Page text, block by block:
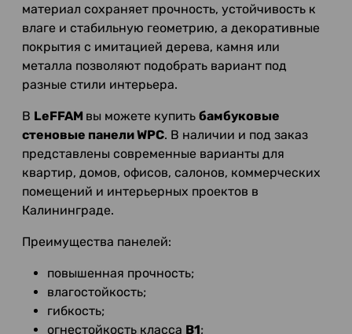
материал сохраняет прочность, устойчивость к
влаге и стабильную геометрию, а декоративные
покрытия с имитацией дерева, камня или
металла позволяют подобрать вариант под
разные стили интерьера.
В LeFFAM вы можете купить бамбуковые
стеновые панели WPC. В наличии и под заказ
представлены современные варианты для
квартир, домов, офисов, салонов, коммерческих
помещений и интерьерных проектов в
Калининграде.
Преимущества панелей:
повышенная прочность;
влагостойкость;
гибкость;
огнестойкость класса B1;